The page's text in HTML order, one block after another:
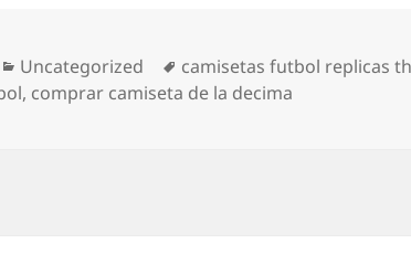
Categorías
Uncategorized Etiquetas
camisetas futbol replicas
, comprar camiseta de la decima